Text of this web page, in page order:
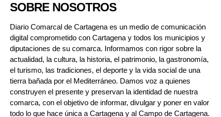
SOBRE NOSOTROS
Diario Comarcal de Cartagena es un medio de comunicación
digital comprometido con Cartagena y todos los municipios y
diputaciones de su comarca. Informamos con rigor sobre la
actualidad, la cultura, la historia, el patrimonio, la gastronomía,
el turismo, las tradiciones, el deporte y la vida social de una
tierra bañada por el Mediterráneo. Damos voz a quienes
construyen el presente y preservan la identidad de nuestra
comarca, con el objetivo de informar, divulgar y poner en valor
todo lo que hace única a Cartagena y al Campo de Cartagena.